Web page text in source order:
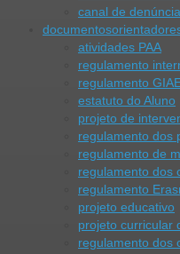
canal de
documentos
atividades PAA
regulamento
regulamento
estatuto do Aluno
projeto de
regulamento dos
regulamento de
regulamento dos
regulamento
projeto educativo
projeto curricular
regulamento dos